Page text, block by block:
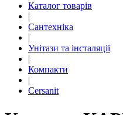
Каталог товарів
|
Сантехніка
|
Унітази та інсталяції
|
Компакти
|
Cersanit